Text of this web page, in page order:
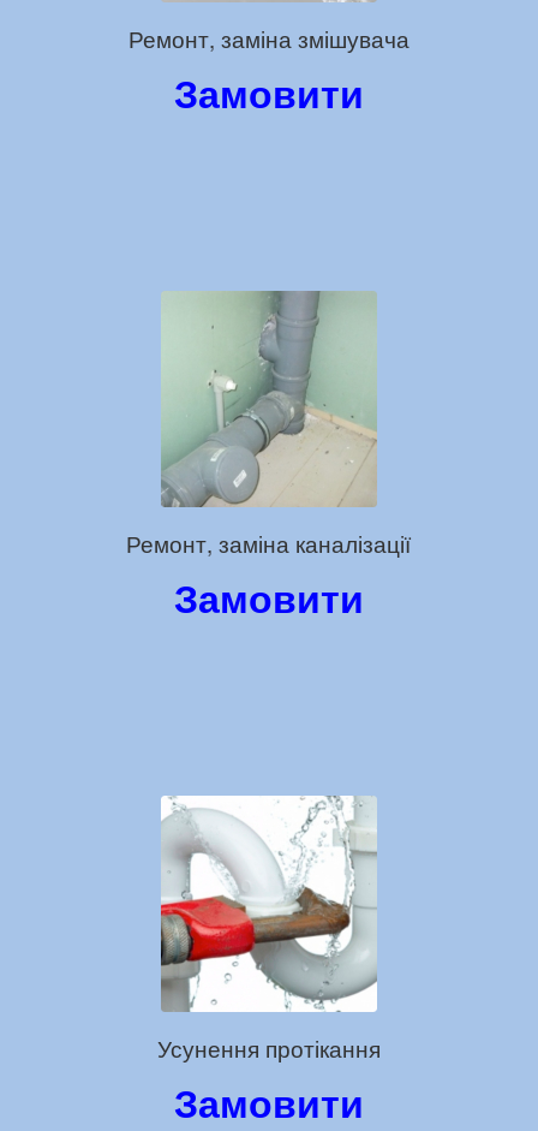
Ремонт, заміна змішувача
Замовити
Ремонт, заміна каналізації
Замовити
Усунення протікання
Замовити